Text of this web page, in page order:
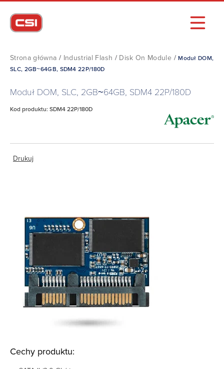
Strona główna / Industrial Flash / Disk On Module /Moduł DOM,
SLC, 2GB~64GB, SDM4 22P/180D
Moduł DOM, SLC, 2GB~64GB, SDM4 22P/180D
Kod produktu: SDM4 22P/180D
Drukuj
Cechy produktu: